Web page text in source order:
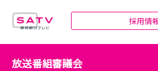
採用情
放送番組審議会